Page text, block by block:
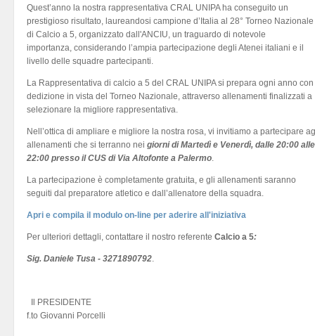
Quest’anno la nostra rappresentativa CRAL UNIPA ha conseguito un
prestigioso risultato, laureandosi campione d’Italia al 28° Torneo Nazionale
di Calcio a 5, organizzato dall'ANCIU, un traguardo di notevole
importanza, considerando l’ampia partecipazione degli Atenei italiani e il
livello delle squadre partecipanti.
La Rappresentativa di calcio a 5 del CRAL UNIPA si prepara ogni anno con
dedizione in vista del Torneo Nazionale, attraverso allenamenti finalizzati a
selezionare la migliore rappresentativa.
Nell’ottica di ampliare e migliore la nostra rosa, vi invitiamo a partecipare
allenamenti che si terranno nei giorni di Martedì e Venerdì, dalle 20:00 alle
22:00 presso il CUS di Via Altofonte a Palermo.
La partecipazione è completamente gratuita, e gli allenamenti saranno
seguiti dal preparatore atletico e dall’allenatore della squadra.
Apri e compila il modulo on-line per aderire all'iniziativa
Per ulteriori dettagli, contattare il nostro referente Calcio a 5:
Sig. Daniele Tusa - 3271890792.
Il PRESIDENTE
f.to Giovanni Porcelli